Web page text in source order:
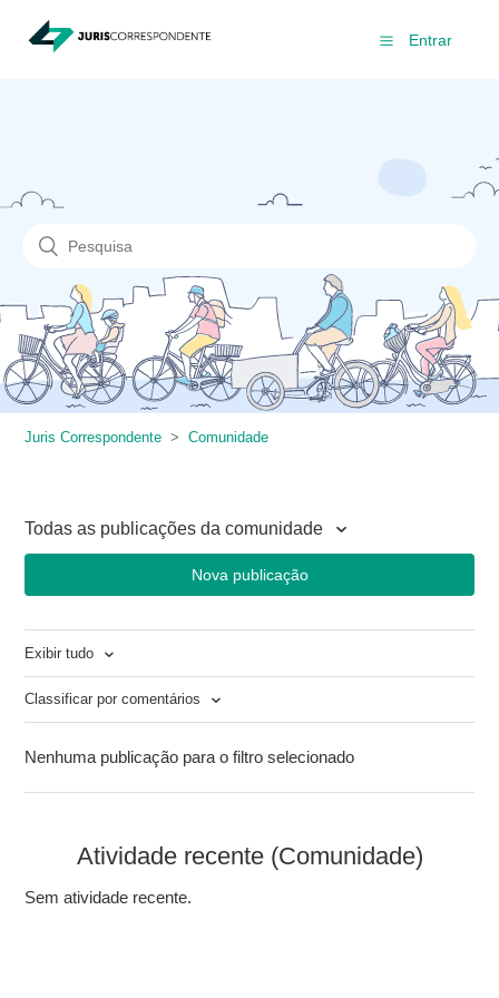
Entrar
Juris Correspondente Comunidade
Todas as publicações da comunidade
Nova publicação
Exibir tudo
Classificar por comentários
Nenhuma publicação para o filtro selecionado
Atividade recente (Comunidade)
Sem atividade recente.